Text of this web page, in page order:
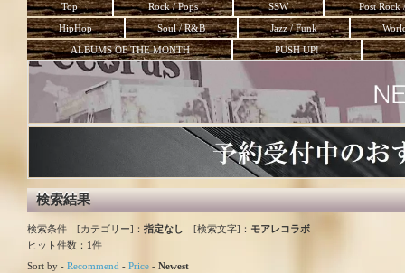
Top Rock / Pops SSW
Post Rock
HipHop
Soul / R&B Jazz / Funk
ALBUMS OF THE MONTH
PUSH UP!
検索結果
検索条件 [カテゴリー]： 指定なし [検索文字]： モアレコラボ
ヒット件数： 1件
Sort by - Recommend - Price - Newest